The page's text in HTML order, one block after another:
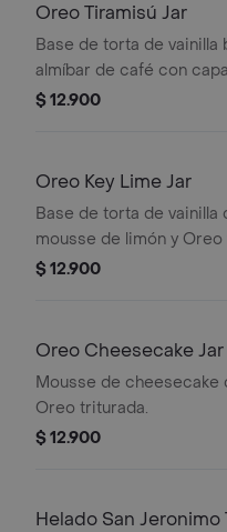
Oreo Tiramisú Jar
Base de torta de vainilla
almíbar de café con
de tiramisú y Oreo.
$ 12.900
Oreo Key Lime Jar
Base de torta de vainilla
mousse de limón y
$ 12.900
Oreo Cheesecake Jar
Mousse de cheesecake
Oreo triturada.
$ 12.900
Helado San Jeronimo